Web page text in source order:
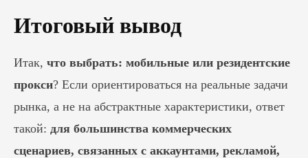
Итоговый вывод
Итак, что выбрать: мобильные или резидентские
прокси? Если ориентироваться на реальные задачи
рынка, а не на абстрактные характеристики, ответ
такой: для большинства коммерческих
сценариев, связанных с аккаунтами, рекламой,